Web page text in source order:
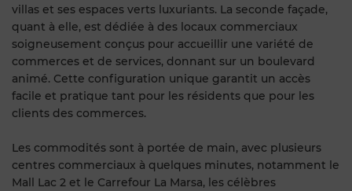
villas et ses espaces verts luxuriants. La seconde façade,
quant à elle, est dédiée à des locaux commerciaux
soigneusement conçus pour accueillir une variété de
commerces et de services, donnant sur un boulevard
animé. Cette configuration unique garantit un accès
facile et pratique tant pour les résidents que pour les
clients des commerces.
Les commodités sont à portée de main, avec plusieurs
centres commerciaux à quelques minutes, notamment le
Mall Lac 2 et le Carrefour La Marsa, les célèbres